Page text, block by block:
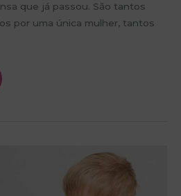
que já passou. São tantos
por uma única mulher, tantos